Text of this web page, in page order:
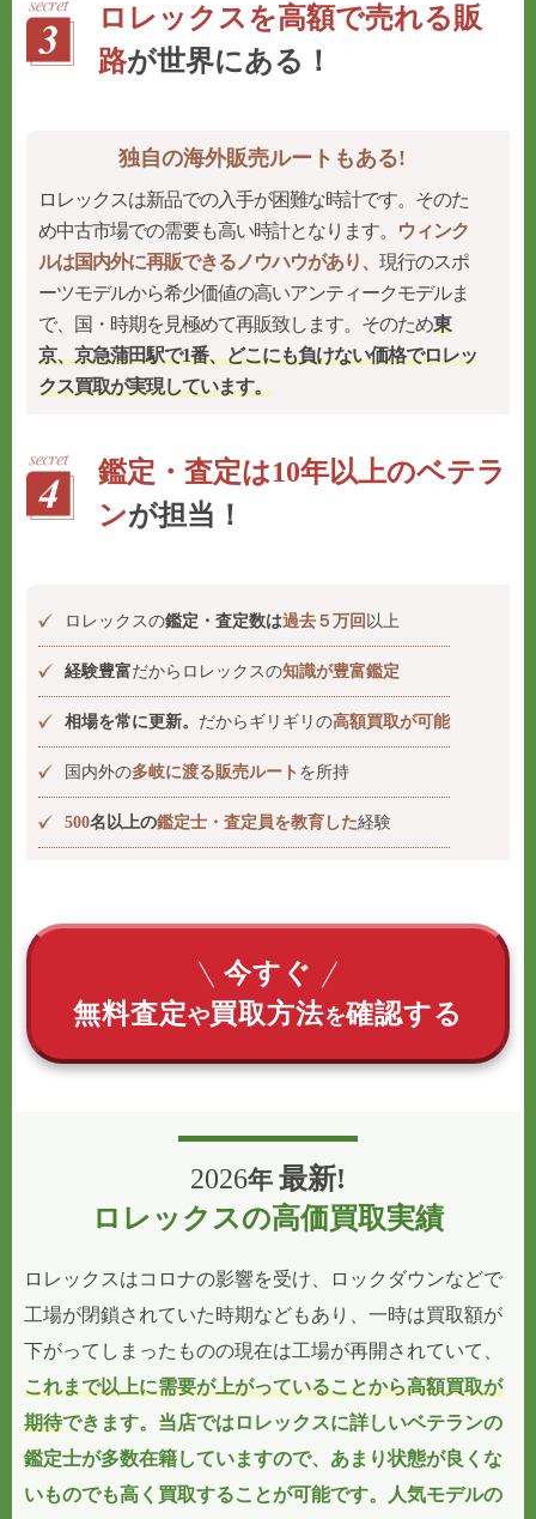
ロレックスを高額で売れる販
路が世界にある！
独自の海外販売ルートもある!
ロレックスは新品での入手が困難な時計です。そのた
め中古市場での需要も高い時計となります。 ウィンク
ルは国内外に再販できるノウハウがあり、現行のスポ
ーツモデルから希少価値の高いアンティークモデルま
で、国・時期を見極めて再販致します。そのため東
京、京急蒲田駅で1番、どこにも負けない価格でロレッ
クス買取が実現しています。
鑑定・査定は10年以上のベテラ
ンが担当！
ロレックスの鑑定・査定数は過去５万回 以上
経験豊富だからロレックスの知識が豊富鑑定
相場を常に更新。 だからギリギリの高額買取が可能
国内外の多岐に渡る販売ルート を所持
500名以上の鑑定士・査定員を教育した経験
今すぐ
無料査定や買取方法を確認する
2026年 最新!
ロレックスの高価買取実績
ロレックスはコロナの影響を受け、ロックダウンなどで
工場が閉鎖されていた時期などもあり、一時は買取額が
下がってしまったものの現在は工場が再開されていて、
これまで以上に需要が上がっていることから高額買取が
期待できます。当店ではロレックスに詳しいベテランの
鑑定士が多数在籍していますので、 あまり状態が良くな
いものでも高く買取することが可能です。人気モデルの